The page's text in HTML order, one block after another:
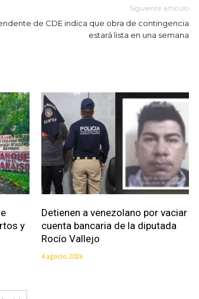
Siguiente artículo
de CDE indica que obra de contingencia
estará lista en una semana
y
Detienen a venezolano por vaciar
cuenta bancaria de la diputada
Rocío Vallejo
4 agosto, 2026